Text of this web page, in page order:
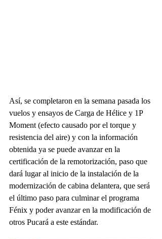
Así, se completaron en la semana pasada los
vuelos y ensayos de Carga de Hélice y 1P
Moment (efecto causado por el torque y
resistencia del aire) y con la información
obtenida ya se puede avanzar en la
certificación de la remotorización, paso que
dará lugar al inicio de la instalación de la
modernización de cabina delantera, que será
el último paso para culminar el programa
Fénix y poder avanzar en la modificación de
otros Pucará a este estándar.